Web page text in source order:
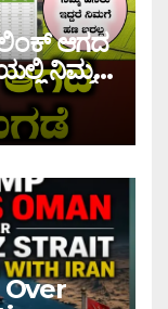
ಆಗದ
ನಿಮ್ಮ
ಆಗಲ್ಲ !